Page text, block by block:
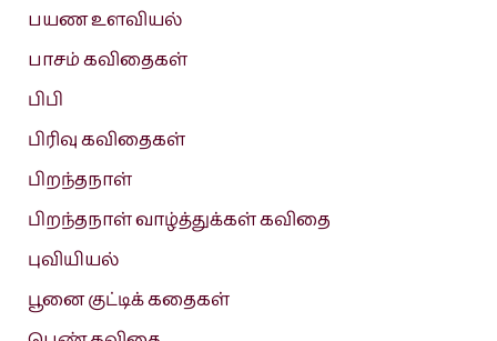
பயண உளவியல்
பாசம் கவிதைகள்
பிபி
பிரிவு கவிதைகள்
பிறந்தநாள்
பிறந்தநாள் வாழ்த்துக்கள் கவிதை
புவியியல்
பூனை குட்டிக் கதைகள்